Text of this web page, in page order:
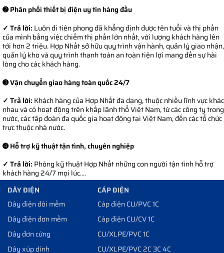
➋ Phân phối thiết bị điện uy tín hàng đầu
✓ Trả lời: Luôn đi tiên phong đã khẳng định được tên tuổi và thị phần
của mình bằng việc chiếm thị phần lớn nhất, với lượng khách hàng lên
tới hơn 2 triệu. Hợp Nhất sở hữu quy trình vận hành, quản lý giao nhận,
quản lý kho và quy trình thanh toán an toàn tiện lợi mang đến sự hài
lòng cho các khách hàng.
➌ Vận chuyển giao hàng toàn quốc 24/7
✓ Trả lời: Khách hàng của Hợp Nhất đa dạng, thuộc nhiều lĩnh vực khác
nhau và có hoạt động trên khắp lãnh thổ Việt Nam, từ các công ty trong
nước, các tập đoàn đa quốc gia hoạt động tại Việt Nam, đến các tổ chức
trực thuộc nhà nước.
➍ Hỗ trợ kỹ thuật tận tình, chuyên nghiệp
✓ Trả lời: Phòng kỹ thuật Hợp Nhất những con người tận tình hỗ trợ
khách hàng 24/7 mọi lúc....
DÂY ĐIỆN
Dây điện đôi mềm
Dây điện đơn mềm
Dây đơn cứng
Dây xúp dính
CÁP ĐIỆN
Cáp điện CU/PVC 1C
Cáp điện CU/CV 1C
CU/XLPE/PVC 1C
CU/XLPE/PVC 2C 3C 4C